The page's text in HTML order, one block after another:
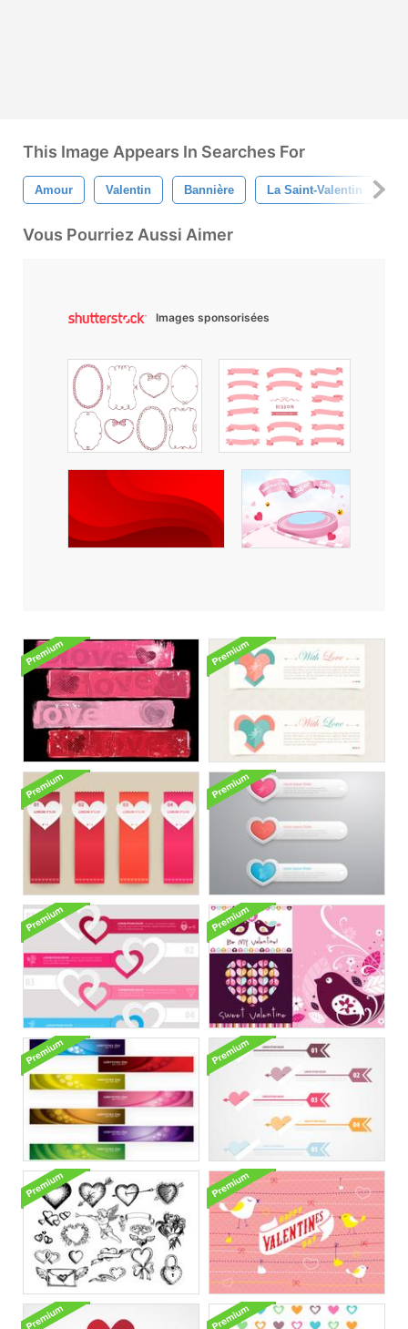
This Image Appears In Searches For
Amour Valentin Bannière La Saint-Valentin
Vous Pourriez Aussi Aimer
Images sponsorisées